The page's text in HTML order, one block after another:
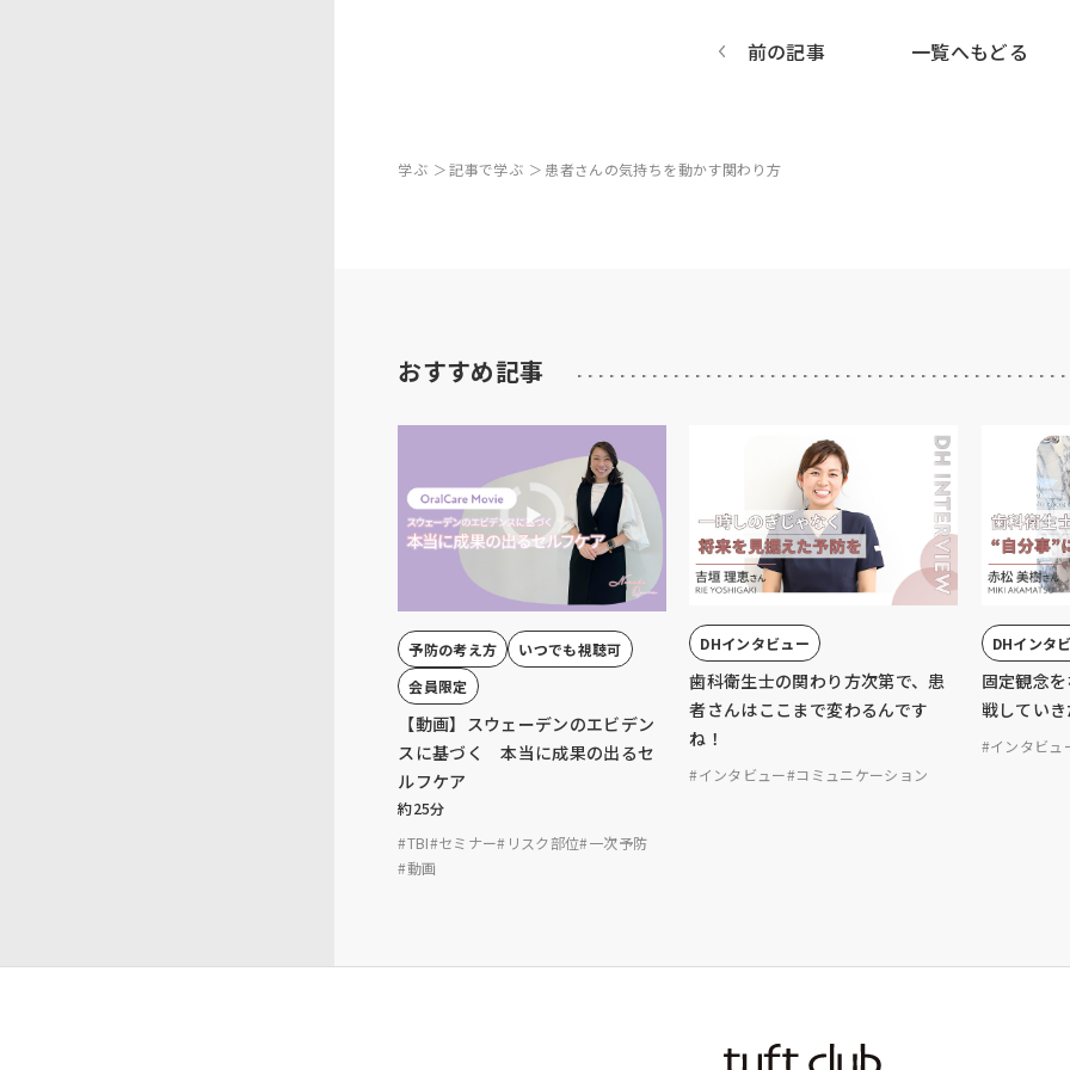
前の記事 一覧へもどる
学ぶ 記事で学ぶ 患者さんの気持ちを動かす関わり方
おすすめ記事
予防の考え方
いつでも視聴可
会員限定
【動画】スウェーデンのエビデン
スに基づく 本当に成果の出るセ
ルフケア
約25分
#TBI#セミナー#リスク部位#一次予防
#動画
DHインタビュー
歯科衛生士の関わり方次第で、患
者さんはここまで変わるんです
ね！
#インタビュー#コミュニケーション
DHインタ
固定観念
戦してい
#インタビュ